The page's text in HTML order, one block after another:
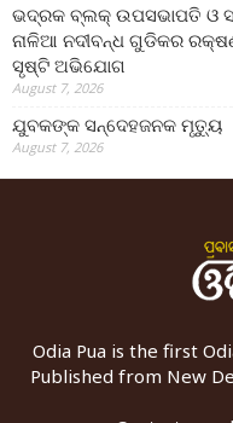
ଭଦ୍ରକ ବ୍ଲକ୍ ଉପସଭାପତି ଓ
ନାଳିଆ ନଦୀବନ୍ଧ ଗୁଡିକର
ସୃଷ୍ଟି ଅଭିଯୋଗ
August 7, 2026
ଯୁବକଙ୍କ ସନ୍ଦେହଜନକ ମୃତ୍ୟୁ
August 7, 2026
Odia Pua is the first
Published from New